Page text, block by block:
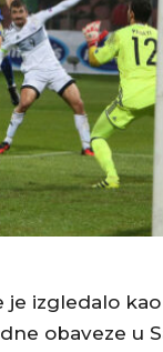
je izgledalo
obaveze u